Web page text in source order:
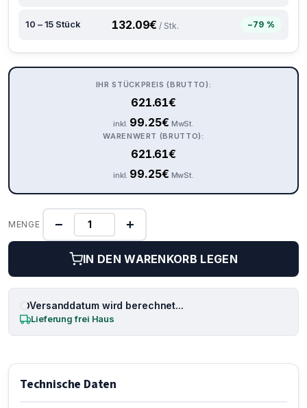
10 – 15 Stück 132.09€ / Stk. −79 %
IHR STÜCKPREIS (BRUTTO):
621.61€
inkl. 99.25€ MwSt.
WARENWERT (BRUTTO):
621.61€
inkl. 99.25€ MwSt.
MENGE − +
IN DEN WARENKORB LEGEN
Versanddatum wird berechnet...
Lieferung frei Haus
Technische Daten